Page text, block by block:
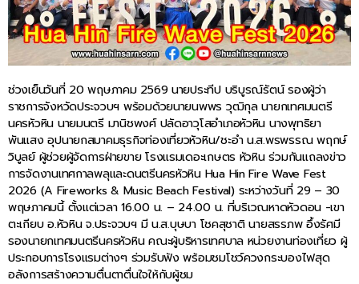
ช่วงเย็นวันที่ 20 พฤษภาคม 2569 นายประทีป บริบูรณ์รัตน์ รองผู้ว่า
ราชการจังหวัดประจวบฯ พร้อมด้วยนายนพพร วุฒิกุล นายกเทศมนตรี
นครหัวหิน นายมนตรี มานิชพงศ์ ปลัดอาวุโสอำเภอหัวหิน นางพุทธิยา
พันแสง อุปนายกสมาคมธุรกิจท่องเที่ยวหัวหิน/ชะอำ น.ส.พรพรรณ พฤกษ์
วิบูลย์ ผู้ช่วยผู้จัดการฝ่ายขาย โรงแรมเดอะเกษตร หัวหิน ร่วมกันแถลงข่าว
การจัดงานเทศกาลพลุและดนตรีนครหัวหิน Hua Hin Fire Wave Fest
2026 (A Fireworks & Music Beach Festival) ระหว่างวันที่ 29 – 30
พฤษภาคมนี้ ตั้งแต่เวลา 16.00 น. – 24.00 น. ที่บริเวณหาดหัวดอน -เขา
ตะเกียบ อ.หัวหิน จ.ประจวบฯ มี น.ส.บุษบา โชคสุชาติ นายสรรภพ อึ้งรัศมี
รองนายกเทศมนตรีนครหัวหิน คณะผู้บริหารเทศบาล หน่วยงานท่องเที่ยว ผู้
ประกอบการโรงแรมต่างๆ ร่วมรับฟัง พร้อมชมโชว์ควงกระบองไฟสุด
อลังการสร้างความตื่นตาตื่นใจให้กับผู้ชม